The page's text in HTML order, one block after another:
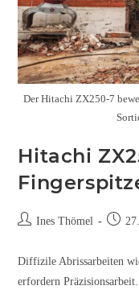
Der Hitachi ZX250-7
Hitachi
Ines Thömel
Diffizile Abrissarbeiten
erfordern